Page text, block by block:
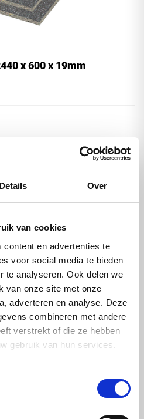
Details Over
van cookies
en advertenties te
voor social media te bieden
te analyseren. Ook delen we
van onze site met onze
adverteren en analyse. Deze
combineren met andere
verstrekt of die ze hebben
gebruik van hun services.
x 600 x 19mm
x 1220 x 19mm
Ekoply sheet genoemd en is de plaat
plaat helpt u mee met het
maakt u een bewuste keuze met
als MDF, multiplex,
een gewicht van ongeveer